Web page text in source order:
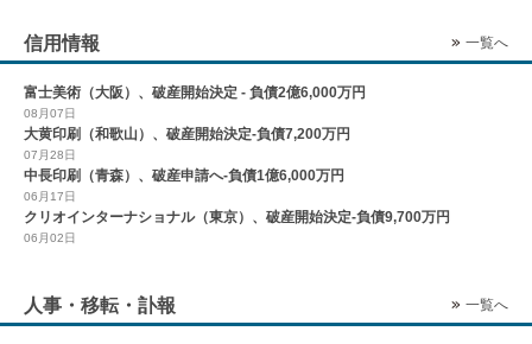
信用情報 一覧へ
富士美術（大阪）、破産開始決定 - 負債2億6,000万円
08月07日
大黄印刷（和歌山）、破産開始決定-負債7,200万円
07月28日
中長印刷（青森）、破産申請へ-負債1億6,000万円
06月17日
クリオインターナショナル（東京）、破産開始決定-負債9,700万円
06月02日
人事・移転・訃報 一覧へ